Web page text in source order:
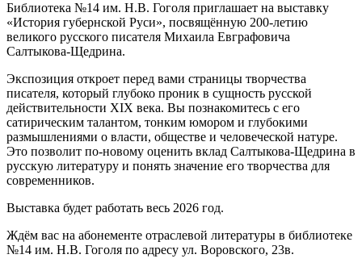
Библиотека №14 им. Н.В. Гоголя приглашает на выставку
«История губернской Руси», посвящённую 200-летию
великого русского писателя Михаила Евграфовича
Салтыкова-Щедрина.
Экспозиция откроет перед вами страницы творчества
писателя, который глубоко проник в сущность русской
действительности XIX века. Вы познакомитесь с его
сатирическим талантом, тонким юмором и глубокими
размышлениями о власти, обществе и человеческой натуре.
Это позволит по-новому оценить вклад Салтыкова-Щедрина в
русскую литературу и понять значение его творчества для
современников.
Выставка будет работать весь 2026 год.
Ждём вас на абонементе отраслевой литературы в библиотеке
№14 им. Н.В. Гоголя по адресу ул. Воровского, 23в.